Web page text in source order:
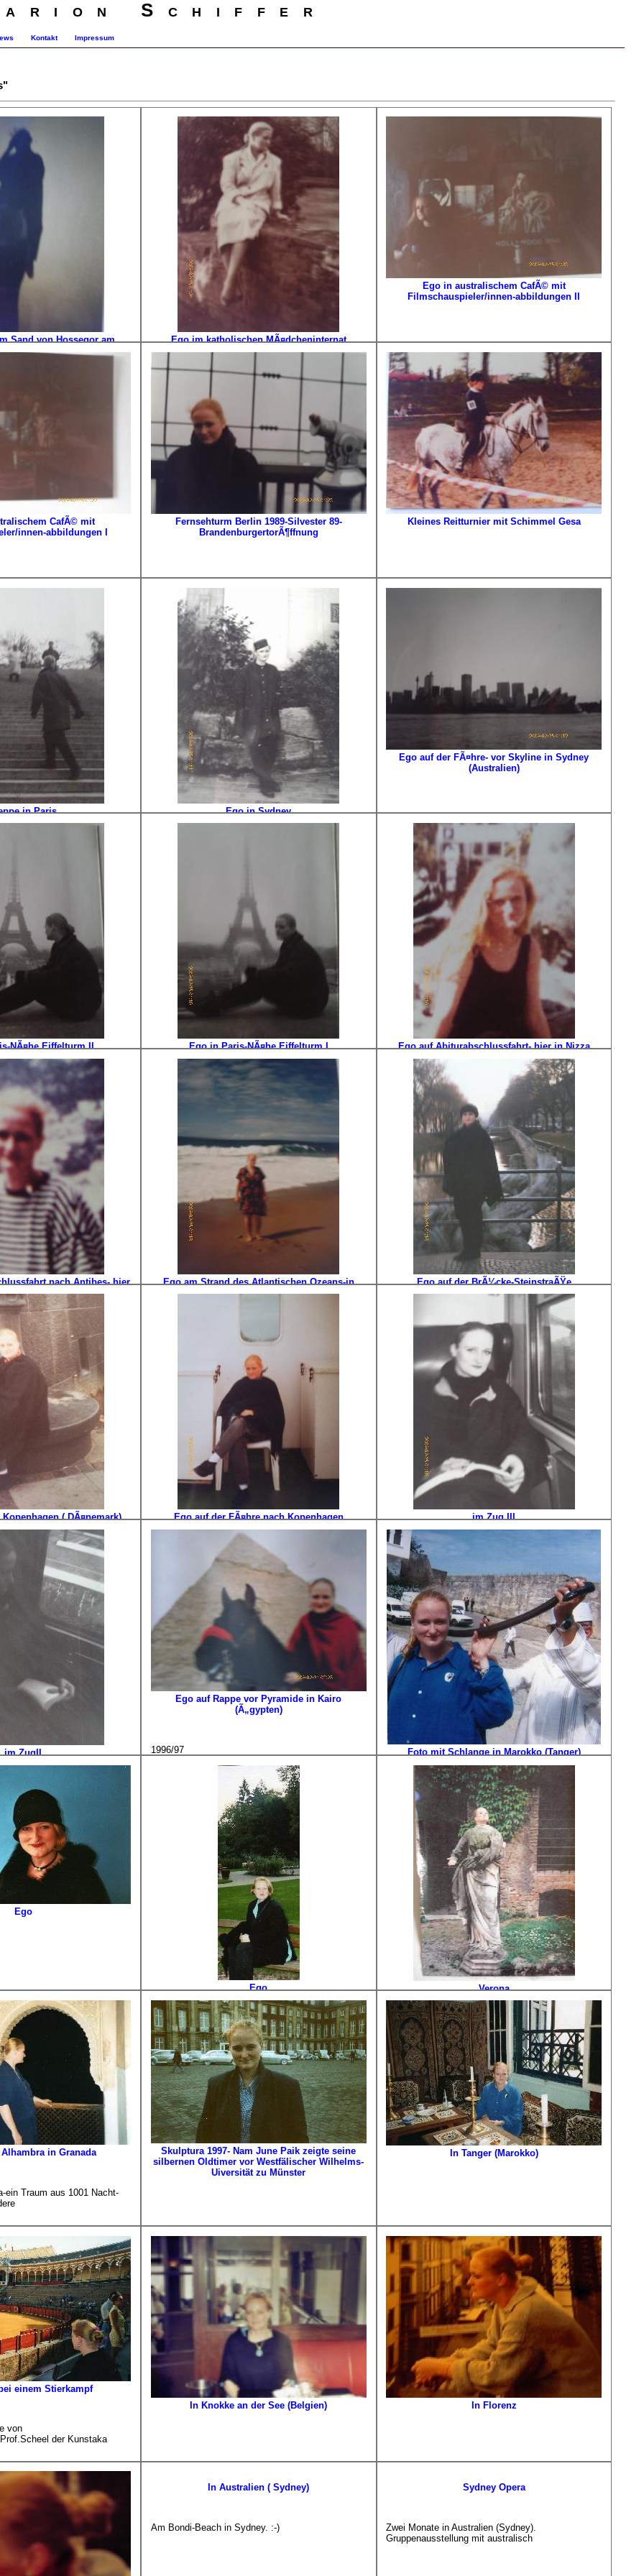
Schiffer
Kontakt Impressum
Sand von Hossegor am
Ozean im Baskenland
Ego im katholischen MÃ¤dcheninternat
MÃ¼lhausen am Niederrhein
Ego in australischem CafÃ© mit
Filmschauspieler/innen-abbildungen II
CafÃ© mit
innen-abbildungen I
Fernsehturm Berlin 1989-Silvester 89-
BrandenburgertorÃ¶ffnung
Kleines Reitturnier mit Schimmel Gesa
in Paris Ego in Sydney
Ego auf der FÃ¤hre- vor Skyline in Sydney
(Australien)
NÃ¤he Eiffelturm II Ego in Paris-NÃ¤he Eiffelturm I Ego auf Abiturabschlussfahrt- hier in Nizza
nach Antibes- hier
-Monte Carlo
Ego am Strand des Atlantischen Ozeans-in
Hossegor im Baskenland als Au-pair mit
Ego auf der BrÃ¼cke-SteinstraÃŸe
/KÃ¶nigsallee in Geburtsstadt DÃ¼sseldorf
( DÃ¤nemark)
Ego auf der FÃ¤hre nach Kopenhagen
(DÃ¤nemark)
im Zug III
im ZugII
Ego auf Rappe vor Pyramide in Kairo
(Ã„gypten)
1996/97 Foto mit Schlange in Marokko (Tanger)
Ego
Ego Verona
Exkursion mit Klasse Prof. Timm Ulrichs nach
Italien. Hier in Verona.
in Granada
ein Traum aus 1001 Nacht-
Skulptura 1997- Nam June Paik zeigte seine
silbernen Oldtimer vor Westfälischer Wilhelms-
Uiversität zu Münster
In Tanger (Marokko)
einem Stierkampf
von
der Kunstaka
In Knokke an der See (Belgien) In Florenz
In Australien ( Sydney)
Am Bondi-Beach in Sydney. :-)
Sydney Opera
Zwei Monate in Australien (Sydney).
Gruppenausstellung mit australisch